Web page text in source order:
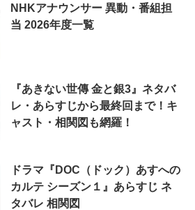
NHKアナウンサー 異動・番組担
当 2026年度一覧
『あきない世傳 金と銀3』ネタバ
レ・あらすじから最終回まで！キ
ャスト・相関図も網羅！
ドラマ『DOC（ドック）あすへの
カルテ シーズン１』あらすじ ネ
タバレ 相関図